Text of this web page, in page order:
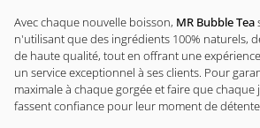
Avec chaque nouvelle boisson, MR Bubble Tea
n'utilisant que des ingrédients 100% naturels,
de haute qualité, tout en offrant une
un service exceptionnel à ses clients. Pour
maximale à chaque gorgée et faire que
fassent confiance pour leur moment de